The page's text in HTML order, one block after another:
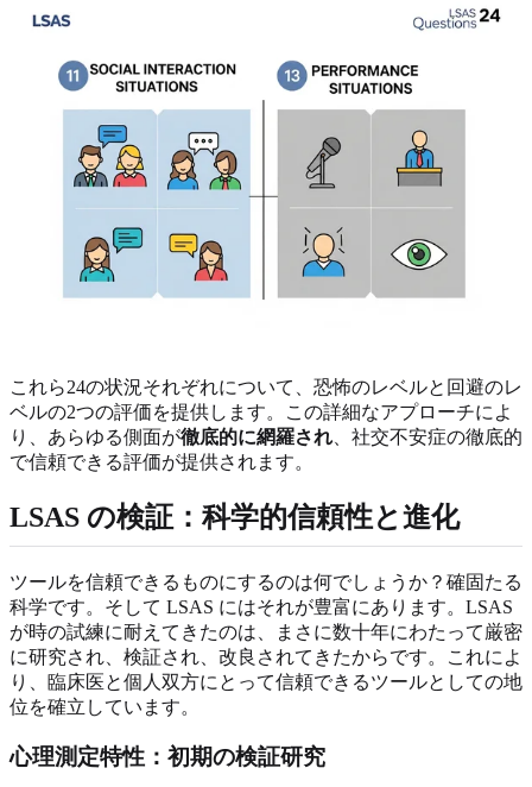
これら24の状況それぞれについて、恐怖のレベルと回避のレ
ベルの2つの評価を提供します。この詳細なアプローチによ
り、あらゆる側面が徹底的に網羅され 、社交不安症の徹底的
で信頼できる評価が提供されます。
LSAS の検証：科学的信頼性と進化
ツールを信頼できるものにするのは何でしょうか？確固たる
科学です。そして LSAS にはそれが豊富にあります。LSAS
が時の試練に耐えてきたのは、まさに数十年にわたって厳密
に研究され、検証され、改良されてきたからです。これによ
り、臨床医と個人双方にとって信頼できるツールとしての地
位を確立しています。
心理測定特性：初期の検証研究